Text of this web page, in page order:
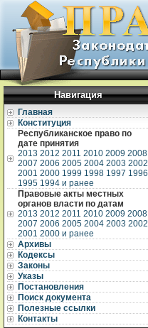
Навигация
Главная
Конституция
Республиканское право по
дате принятия
2013 2012 2011 2010 2009 2008
2007 2006 2005 2004 2003 2002
2001 2000 1999 1998 1997 1996
1995 1994 и ранее
Правовые акты местных
органов власти по датам
2013 2012 2011 2010 2009 2008
2007 2006 2005 2004 2003 2002
2001 2000 и ранее
Архивы
Кодексы
Законы
Указы
Постановления
Поиск документа
Полезные ссылки
Контакты